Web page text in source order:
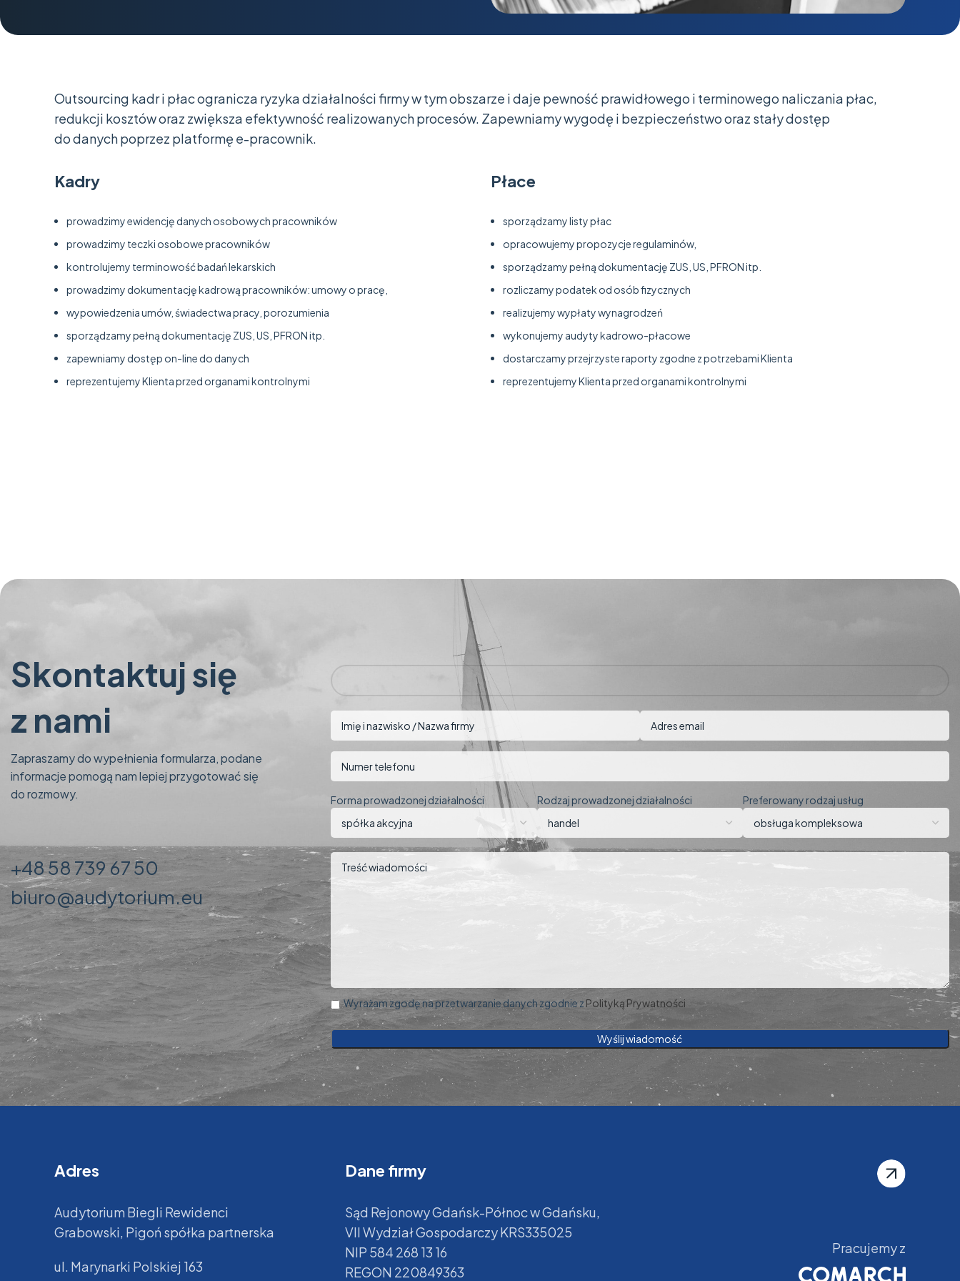
Outsourcing kadr i płac ogranicza ryzyka działalności firmy w tym obszarze i daje pewność prawidłowego i terminowego naliczania płac,
redukcji kosztów oraz zwiększa efektywność realizowanych procesów. Zapewniamy wygodę i bezpieczeństwo oraz stały dostęp
do danych poprzez platformę e-pracownik.
Kadry
prowadzimy ewidencję danych osobowych pracowników
prowadzimy teczki osobowe pracowników
kontrolujemy terminowość badań lekarskich
prowadzimy dokumentację kadrową pracowników: umowy o pracę,
wypowiedzenia umów, świadectwa pracy, porozumienia
sporządzamy pełną dokumentację ZUS, US, PFRON itp.
zapewniamy dostęp on-line do danych
reprezentujemy Klienta przed organami kontrolnymi
Płace
sporządzamy listy płac
opracowujemy propozycje regulaminów,
sporządzamy pełną dokumentację ZUS, US, PFRON itp.
rozliczamy podatek od osób fizycznych
realizujemy wypłaty wynagrodzeń
wykonujemy audyty kadrowo-płacowe
dostarczamy przejrzyste raporty zgodne z potrzebami Klienta
reprezentujemy Klienta przed organami kontrolnymi
Skontaktuj się
z nami
Zapraszamy do wypełnienia formularza, podane
informacje pomogą nam lepiej przygotować się
do rozmowy.
+48 58 739 67 50
biuro@audytorium.eu
Forma prowadzonej działalności Rodzaj prowadzonej działalności Preferowany rodzaj usług
Wyrażam zgodę na przetwarzanie danych zgodnie z Polityką Prywatności
Adres
Audytorium Biegli Rewidenci
Grabowski, Pigoń spółka partnerska
ul. Marynarki Polskiej 163
Dane firmy
Sąd Rejonowy Gdańsk-Północ w Gdańsku,
VII Wydział Gospodarczy KRS335025
NIP 584 268 13 16
REGON 220849363
Pracujemy z